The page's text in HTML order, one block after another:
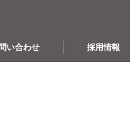
い合わせ 採用情報